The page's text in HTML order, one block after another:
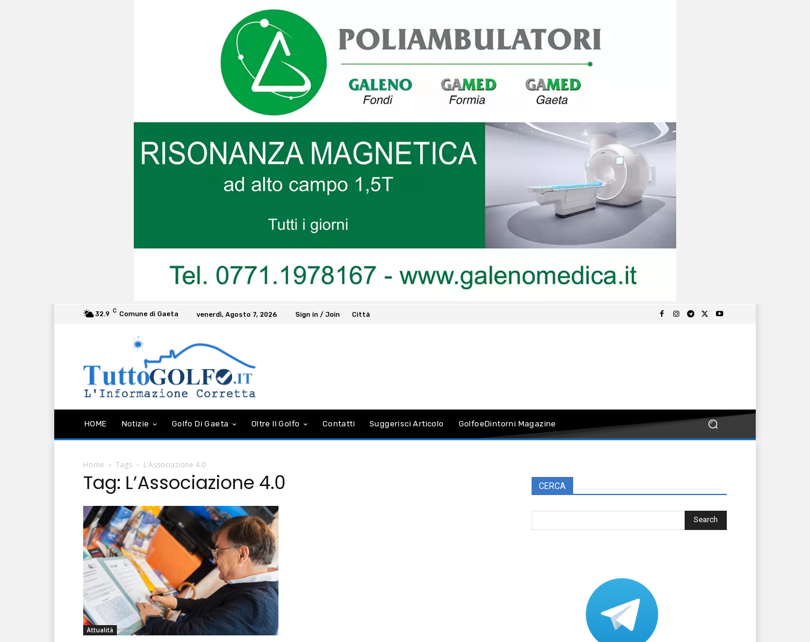
32.9 C Comune di Gaeta venerdì, Agosto 7, 2026 Sign in / Join Città
HOME Notizie Golfo Di Gaeta Oltre Il Golfo Contatti Suggerisci Articolo GolfoeDintorni Magazine
Home Tags L’Associazione 4.0
Tag: L’Associazione 4.0
Attualità
CERCA